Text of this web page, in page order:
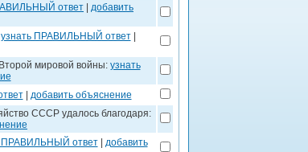
ответ
добавить
узнать ПРАВИЛЬНЫЙ ответ|
мировой войны: узнать
| добавить объяснение
СССР удалось благодаря:
ПРАВИЛЬНЫЙ ответ| добавить